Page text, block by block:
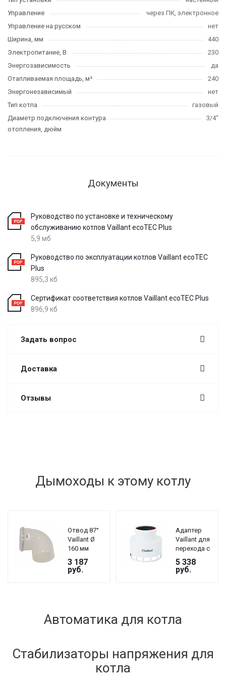
Управление
через ПК, электронное
Управление на русском
нет
Ширина, мм
440
Электропитание, В
230
Энергозависимость
да
Отапливаемая площадь, м²
240
Энергонезависимый
нет
Тип котла
газовый
Диаметр подключения контура
отопления, дюйм
3/4"
Документы
Руководство по установке и техническому
обслуживанию котлов Vaillant ecoTEC Plus
5,9 мб
Руководство по эксплуатации котлов Vaillant ecoTEC
Plus
895,3 кб
Сертификат соответствия котлов Vaillant ecoTEC Plus
896,9 кб
Задать вопрос
Доставка
Отзывы
Дымоходы к этому котлу
Отвод 87°
Vaillant Ø
160 мм
3 187
руб.
Адаптер
Vaillant для
перехода с
Ø 60 на Ø 80
5 338
руб.
Автоматика для котла
Стабилизаторы напряжения для
котла